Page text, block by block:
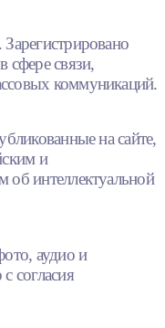
сфере связи,
коммуникаций.
на сайте,
и
об интеллектуальной
аудио и
согласия